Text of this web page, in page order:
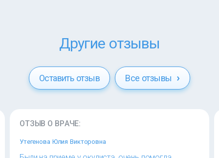
Другие отзывы
Оставить отзыв Все отзывы
ОТЗЫВ О ВРАЧЕ:
Утегенова Юлия Викторовна